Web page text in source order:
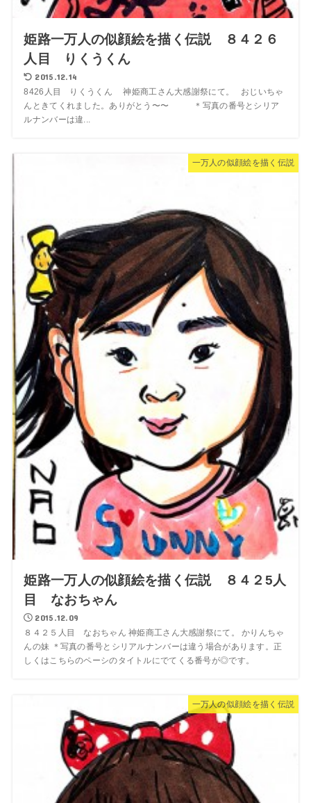
姫路一万人の似顔絵を描く伝説 ８４２６
人目 りくうくん
2015.12.14
8426人目 りくうくん 神姫商工さん大感謝祭にて。 おじいちゃ
んときてくれました。ありがとう〜〜 ＊写真の番号とシリア
ルナンバーは違...
一万人の似顔絵を描く伝説
姫路一万人の似顔絵を描く伝説 ８４２5人
目 なおちゃん
2015.12.09
８４２５人目 なおちゃん 神姫商工さん大感謝祭にて。 かりんちゃ
んの妹 ＊写真の番号とシリアルナンバーは違う場合があります。正
しくはこちらのペーシのタイトルにでてくる番号が◎です。
一万人の似顔絵を描く伝説